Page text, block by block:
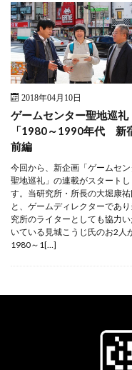
2018年04月10日
ゲームセンター聖地巡礼
「1980～1990年代 新
前編
今回から、新企画「ゲームセン
聖地巡礼」の連載がスタートし
す。当研究所・所長の大堀康祐
と、ゲームディレクターであ
究所のライターとしても協力
いている見城こうじ氏のお2人
1980～1[…]